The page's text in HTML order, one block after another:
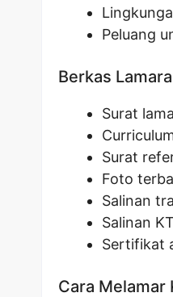
Peluang
Berkas
Surat
Surat
Foto
Salinan
Salinan
Sertifikat
Cara Melamar